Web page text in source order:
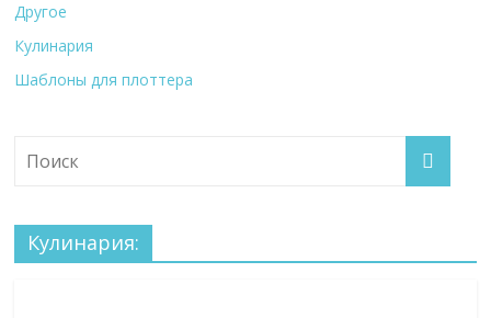
Другое
Кулинария
Шаблоны для плоттера
Кулинария: